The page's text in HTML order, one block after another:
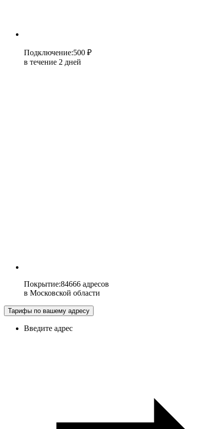
Подключение:500 ₽
в течение 2 дней
Покрытие:84666 адресов
в Московской области
Тарифы по вашему адресу
Введите адрес